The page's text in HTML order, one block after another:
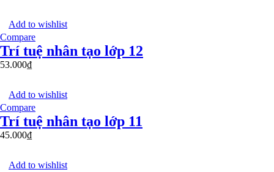
Add to wishlist
Compare
Trí tuệ nhân tạo lớp 12
53.000₫
Add to wishlist
Compare
Trí tuệ nhân tạo lớp 11
45.000₫
Add to wishlist